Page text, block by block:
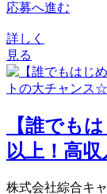
応募へ進む
詳しく
見る
【誰でも
以上！高
株式会社綜合キ